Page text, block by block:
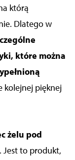
którą
Dlatego w
które można
kolejnej pięknej
żelu pod
. Jest to produkt,